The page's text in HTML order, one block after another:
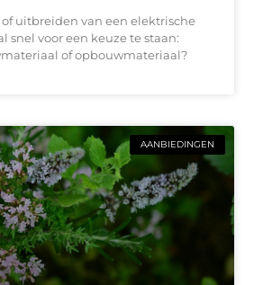
uitbreiden van een elektrische
snel voor een keuze te staan:
of opbouwmateriaal?
AANBIEDINGEN